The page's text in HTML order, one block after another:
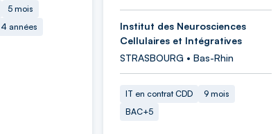
5 mois
4 années
Institut des Neurosciences
Cellulaires et Intégratives
STRASBOURG • Bas-Rhin
IT en contrat CDD
9 mois
BAC+5